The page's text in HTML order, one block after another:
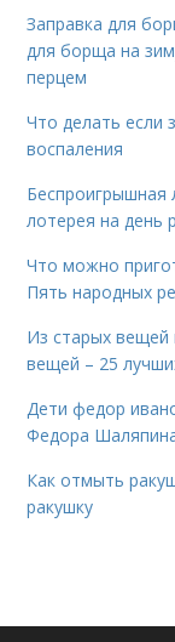
Заправка для
для борща на
перцем
Что делать если
воспаления
лотерея на день
Что можно
Пять народных
Из старых вещей
вещей – 25
Дети федор
Федора
Как отмыть
ракушку